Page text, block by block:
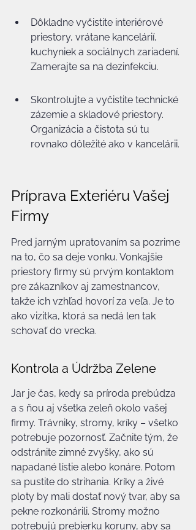
Dôkladne vyčistite interiérové
priestory, vrátane kancelárií,
kuchyniek a sociálnych zariadení.
Zamerajte sa na dezinfekciu.
Skontrolujte a vyčistite technické
zázemie a skladové priestory.
Organizácia a čistota sú tu
rovnako dôležité ako v kancelárii.
Príprava Exteriéru Vašej
Firmy
Pred jarným upratovaním sa pozrime
na to, čo sa deje vonku. Vonkajšie
priestory firmy sú prvým kontaktom
pre zákazníkov aj zamestnancov,
takže ich vzhľad hovorí za veľa. Je to
ako vizitka, ktorá sa nedá len tak
schovať do vrecka.
Kontrola a Údržba Zelene
Jar je čas, kedy sa príroda prebúdza
a s ňou aj všetka zeleň okolo vašej
firmy. Trávniky, stromy, kríky – všetko
potrebuje pozornosť. Začnite tým, že
odstránite zimné zvyšky, ako sú
napadané lístie alebo konáre. Potom
sa pustite do strihania. Kríky a živé
ploty by mali dostať nový tvar, aby sa
pekne rozkonárili. Stromy možno
potrebujú prebierku koruny, aby sa